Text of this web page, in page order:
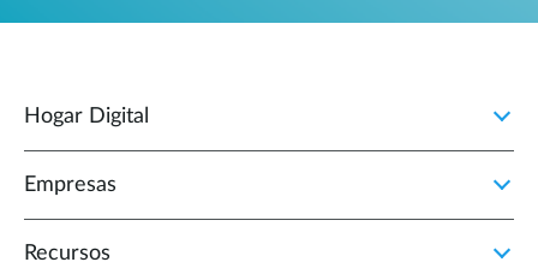
Hogar Digital
Empresas
Recursos